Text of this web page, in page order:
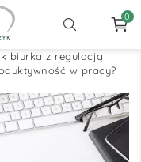
0
biurka z regulacją
w pracy?